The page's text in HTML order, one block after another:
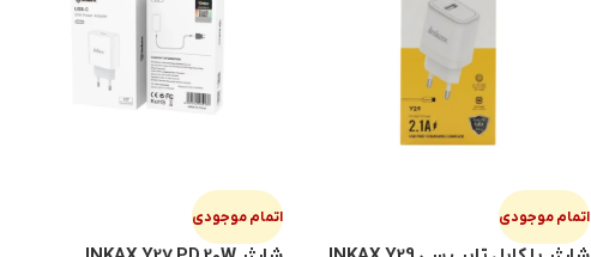
اتمام موجودی اتمام موجودی